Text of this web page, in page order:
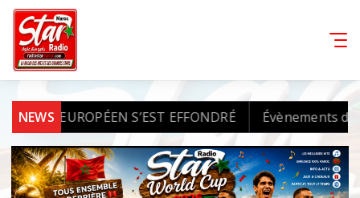
NEWS
EUROPÉEN S’EST EFFONDRÉ Évènements de